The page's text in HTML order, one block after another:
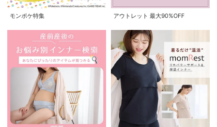
モンポケ特集 アウトレット 最大90%OFF